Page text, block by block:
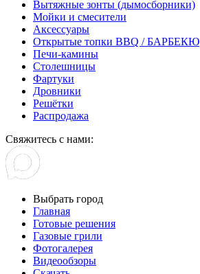
Вытяжные зонты (дымосборники)
Мойки и смесители
Аксессуары
Открытые топки BBQ / БАРБЕКЮ
Печи-камины
Столешницы
Фартуки
Дровники
Решётки
Распродажа
Свяжитесь с нами:
Выбрать город
Главная
Готовые решения
Газовые грили
Фотогалерея
Видеообзоры